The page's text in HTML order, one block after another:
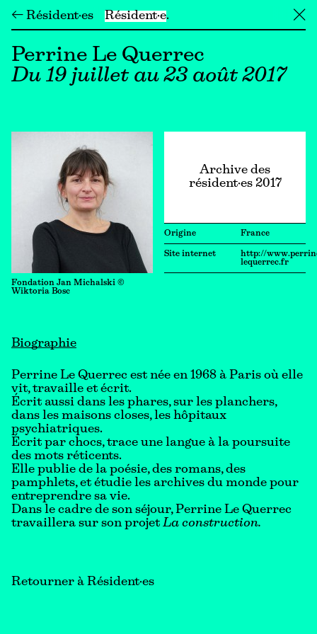
← Résident·es Résident·e ╳
Perrine Le Querrec
Du 19 juillet au 23 août 2017
Fondation Jan Michalski ©
Wiktoria Bosc
Archive des
résident·es 2017
Origine France
Site internet
http://
lequerrec.fr
Biographie
Perrine Le Querrec est née en 1968 à Paris où elle
vit, travaille et écrit.
Écrit aussi dans les phares, sur les planchers,
dans les maisons closes, les hôpitaux
psychiatriques.
Écrit par chocs, trace une langue à la poursuite
des mots réticents.
Elle publie de la poésie, des romans, des
pamphlets, et étudie les archives du monde pour
entreprendre sa vie.
Dans le cadre de son séjour, Perrine Le Querrec
travaillera sur son projet La construction.
Retourner à Résident·es